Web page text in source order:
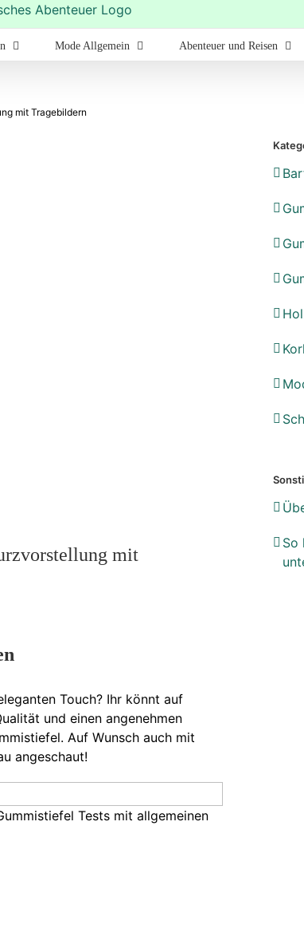
Mode Allgemein Abenteuer und Reisen
mit Tragebildern
mit
Touch? Ihr könnt auf
und einen angenehmen
Auf Wunsch auch mit
angeschaut!
Tests mit allgemeinen
So